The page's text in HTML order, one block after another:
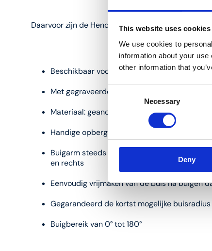
This website uses cookies
We use cookies to
information about your
other information that
Consent
Necessary
Deny
Daarvoor zijn de Henco buigijzers uitermate
Beschikbaar voor buisdiameters 16, 18, 20 en
Met gegraveerde hoekaanduiding op het
Materiaal: geanodiseerd aluminium in Henco
Handige opberging door kliksluiting
Buigarm steeds correct op buissegment
en rechts
Eenvoudig vrijmaken van de buis na buigen
Gegarandeerd de kortst mogelijke
Buigbereik van 0° tot 180°